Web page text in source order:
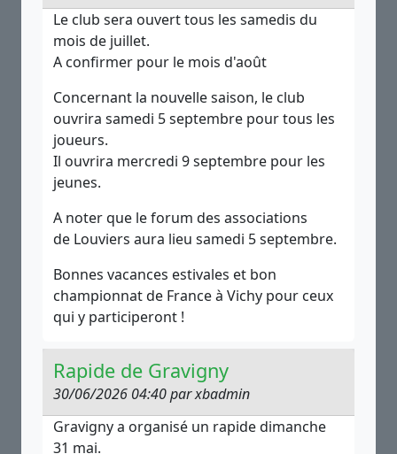
Le club sera ouvert tous les samedis du
mois de juillet.
A confirmer pour le mois d'août
Concernant la nouvelle saison, le club
ouvrira samedi 5 septembre pour tous les
joueurs.
Il ouvrira mercredi 9 septembre pour les
jeunes.
A noter que le forum des associations
de Louviers aura lieu samedi 5 septembre.
Bonnes vacances estivales et bon
championnat de France à Vichy pour ceux
qui y participeront !
Rapide de Gravigny
30/06/2026 04:40 par xbadmin
Gravigny a organisé un rapide dimanche
31 mai.